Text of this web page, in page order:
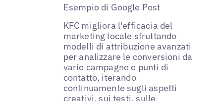
Esempio di Google Post
KFC migliora l'efficacia del
marketing locale sfruttando
modelli di attribuzione avanzati
per analizzare le conversioni da
varie campagne e punti di
contatto, iterando
continuamente sugli aspetti
creativi, sui testi, sulle